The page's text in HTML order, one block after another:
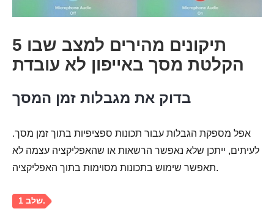
5 תיקונים מהירים למצב שבו
הקלטת מסך באייפון לא עובדת
בדוק את מגבלות זמן המסך
אפל מספקת הגבלות עבור תכונות ספציפיות בתוך זמן מסך.
לעיתים, ייתכן שלא נאפשר הרשאות או שהאפליקציה עצמה לא
תאפשר שימוש בתכונות מסוימות בתוך האפליקציה.